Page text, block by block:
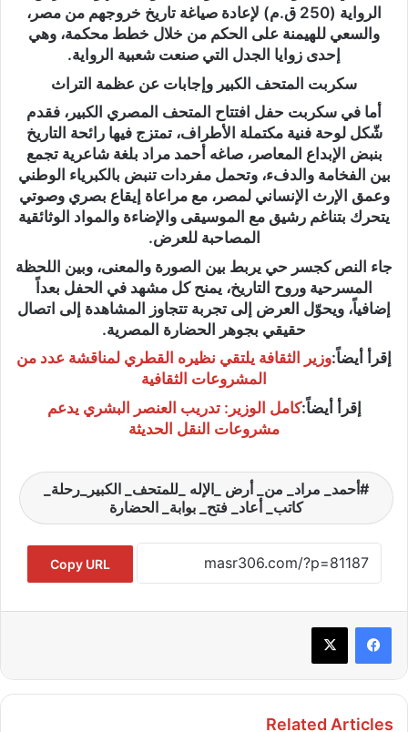
الرواية (250 ق.م) لإعادة صياغة تاريخ خروجهم من مصر،
والسعي للهيمنة على الحكم من خلال خطط محكمة، وهي
إحدى زوايا الجدل التي صنعت شعبية الرواية.
سكربت المتحف الكبير وإجابات عن عظمة التراث
أما في سكربت حفل افتتاح المتحف المصري الكبير، فقدم
شّكل لوحة فنية مكتملة الأطراف، تمتزج فيها رائحة التاريخ
بنبض الإبداع المعاصر، صاغه أحمد مراد بلغة شاعرية تجمع
بين الفخامة والدفء، وتحمل مفردات تنبض بالكبرياء الوطني
وعمق الإرث الإنساني لمصر، مع مراعاة إيقاع بصري وصوتي
يتحرك بتناغم رشيق مع الموسيقى والإضاءة والمواد الوثائقية
المصاحبة للعرض.
جاء النص كجسر حي يربط بين الصورة والمعنى، وبين اللحظة
المسرحية وروح التاريخ، يمنح كل مشهد في الحفل بعداً
إضافياً، ويحوّل العرض إلى تجربة تتجاوز المشاهدة إلى اتصال
حقيقي بجوهر الحضارة المصرية.
إقرأ أيضاً:وزير الثقافة يلتقي نظيره القطري لمناقشة عدد من
المشروعات الثقافية
إقرأ أيضاً:كامل الوزير: تدريب العنصر البشري يدعم
مشروعات النقل الحديثة
أحمد_ مراد_ من_ أرض _الإله _للمتحف_ الكبير_رحلة_
كاتب_ أعاد_ فتح_ بوابة_ الحضارة
Copy URL
Related Articles